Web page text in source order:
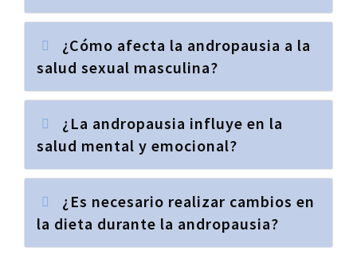
¿Cómo afecta la andropausia a la
salud sexual masculina?
¿La andropausia influye en la
salud mental y emocional?
¿Es necesario realizar cambios en
la dieta durante la andropausia?